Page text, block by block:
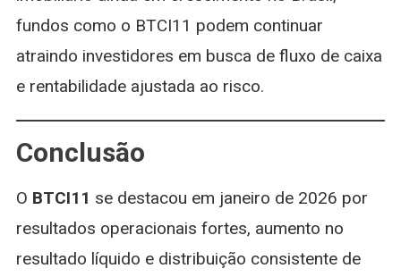
fundos como o BTCI11 podem continuar
atraindo investidores em busca de fluxo de caixa
e rentabilidade ajustada ao risco.
Conclusão
O BTCI11 se destacou em janeiro de 2026 por
resultados operacionais fortes, aumento no
resultado líquido e distribuição consistente de